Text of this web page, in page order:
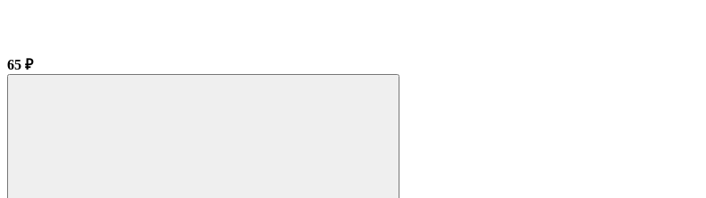
65 ₽